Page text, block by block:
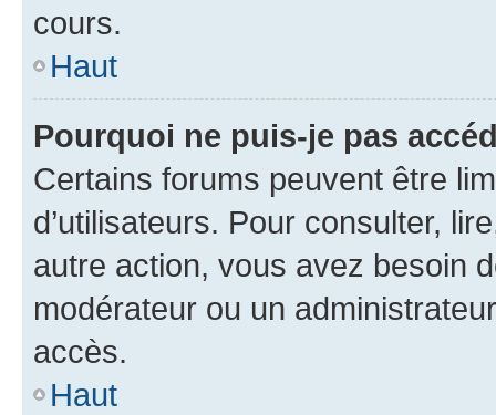
cours.
Haut
Pourquoi ne puis-je pas
Certains forums peuvent être
d’utilisateurs. Pour consulter,
autre action, vous avez besoin
modérateur ou un
accès.
Haut